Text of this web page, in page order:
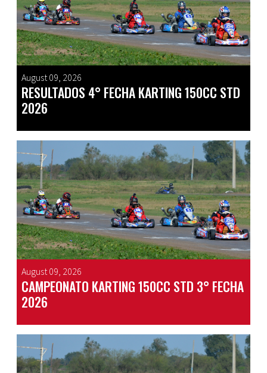
August 09, 2026
RESULTADOS 4° FECHA KARTING 150CC STD
2026
August 09, 2026
CAMPEONATO KARTING 150CC STD 3° FECHA
2026